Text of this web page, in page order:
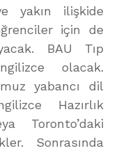
yakın ilişkide
için de
BAU Tıp
olacak.
yabancı dil
Hazırlık
Toronto’daki
Sonrasında